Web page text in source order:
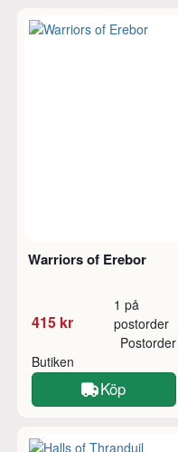
Warriors of Erebor
415 kr
1 på
postorder
Butiken
Postorder
Köp